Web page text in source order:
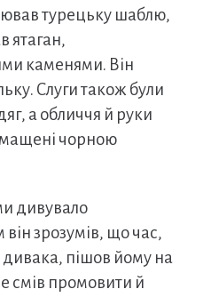
турецьку шаблю,
ятаган,
каменями. Він
Слуги також були
а обличчя й руки
чорною
дивувало
зрозумів, що час,
пішов йому на
смів промовити й